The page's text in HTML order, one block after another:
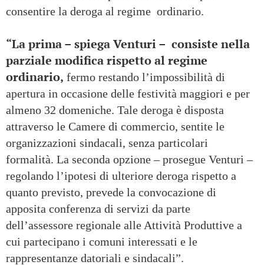
consentire la deroga al regime ordinario.
“La prima – spiega Venturi – consiste nella
parziale modifica rispetto al regime
ordinario, fermo restando l’impossibilità di
apertura in occasione delle festività maggiori e per
almeno 32 domeniche. Tale deroga è disposta
attraverso le Camere di commercio, sentite le
organizzazioni sindacali, senza particolari
formalità. La seconda opzione – prosegue Venturi –
regolando l’ipotesi di ulteriore deroga rispetto a
quanto previsto, prevede la convocazione di
apposita conferenza di servizi da parte
dell’assessore regionale alle Attività Produttive a
cui partecipano i comuni interessati e le
rappresentanze datoriali e sindacali”.